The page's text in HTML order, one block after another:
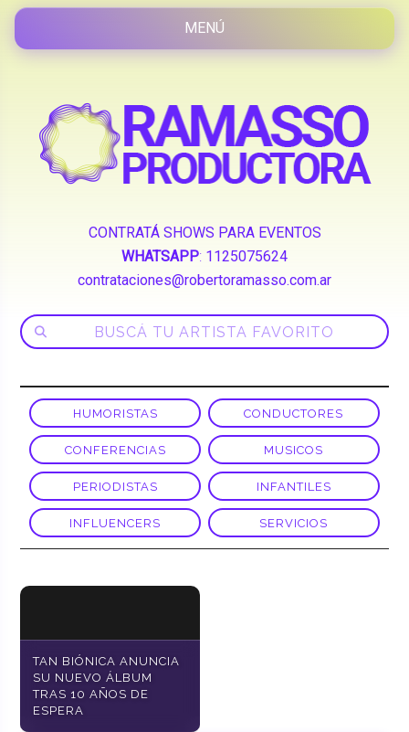
CONTRATÁ SHOWS PARA EVENTOS
WHATSAPP: 1125075624
contrataciones@robertoramasso.com.ar
HUMORISTAS CONDUCTORES
CONFERENCIAS MUSICOS
PERIODISTAS INFANTILES
INFLUENCERS SERVICIOS
TAN BIÓNICA ANUNCIA
SU NUEVO ÁLBUM
TRAS 10 AÑOS DE
ESPERA